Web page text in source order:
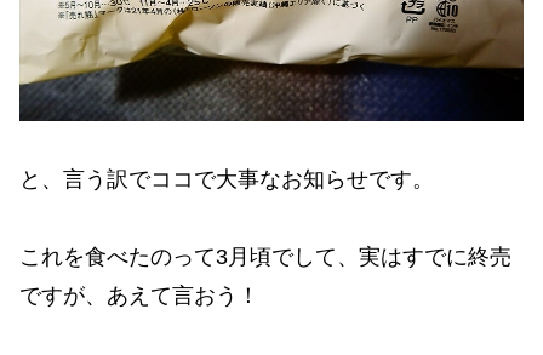
と、言う訳でココで大事なお知らせです。
これを食べたのって3月頃でして、実はすでに終売
ですが、あえて言おう！